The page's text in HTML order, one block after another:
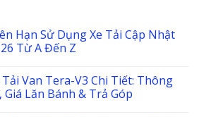
Hạn Sử Dụng Xe Tải Cập Nhật
Từ A Đến Z
Van Tera-V3 Chi Tiết: Thông
Giá Lăn Bánh & Trả Góp